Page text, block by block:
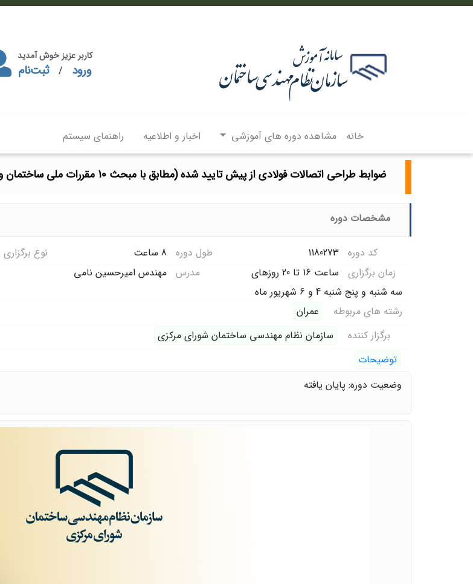
کاربر عزیز خوش آمدید
ورود / ثبت‌نام
خانه مشاهده دوره های آموزشی اخبار و اطلاعیه راهنمای سیستم
ضوابط طراحی اتصالات فولادی از پیش تایید شده (مطابق با مبحث 10 مقررات ملی ساختمان ویرایش 1401)
مشخصات دوره
کد دوره 1180273 طول دوره 8 ساعت نوع برگزاری
زمان برگزاری
ساعت 16 تا 20 روزهای
سه شنبه و پنج شنبه 4 و 6 شهریور ماه
مدرس مهندس امیرحسین نامی
رشته های مربوطه
عمران
برگزار کننده
سازمان نظام مهندسی ساختمان شورای مرکزی
توضیحات
وضعیت دوره: پایان یافته